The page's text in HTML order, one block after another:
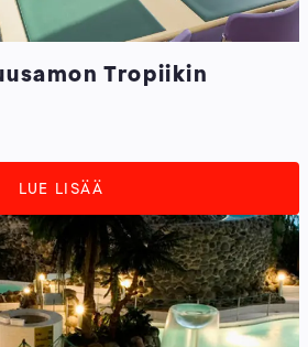
Tropiikin
LUE LISÄÄ